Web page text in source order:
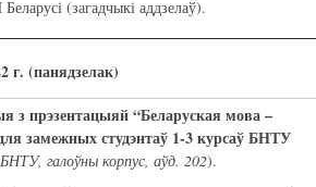
(загадчыкі аддзелаў).
г. (панядзелак)
з прэзентацыяй “Беларуская мова –
замежных студэнтаў 1-3 курсаў БНТУ
галоўны корпус, аўд. 202).